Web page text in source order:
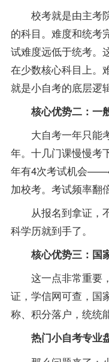
校考就是由主考
的科目。难度和统
试难度远低于统考。
在少数核心科目上。
就是小自考的底层逻
核心优势二：一
大自考一年只能
年。十几门课慢慢考
年有4次考试机会
加校考。考试频率翻
从报名到拿证，
科学历就到手了。
核心优势三：国
这一点非常重要
证，学信网可查，国
称、积分落户，统统
热门小自考专业